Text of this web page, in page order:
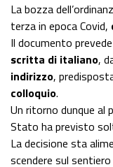
La bozza
terza in epoca Covid,
Il documento
scritta di italiano,
indirizzo,
colloquio.
Un ritorno dunque al
Stato ha previsto
La decisione sta
scendere sul